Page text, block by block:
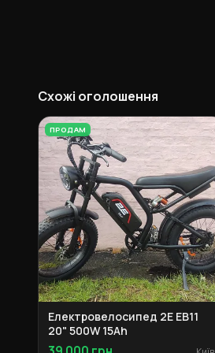
Схожі оголошення
ПРОДАМ
Електровелосипед 2E EB11
20" 500W 15Ah